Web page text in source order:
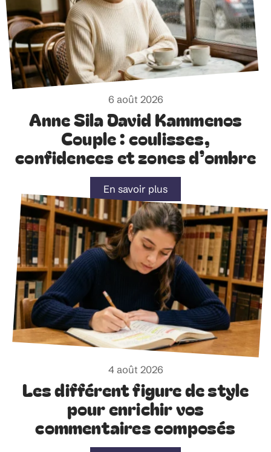
6 août 2026
Anne Sila David Kammenos
Couple : coulisses,
confidences et zones d’ombre
En savoir plus
4 août 2026
Les différent figure de style
pour enrichir vos
commentaires composés